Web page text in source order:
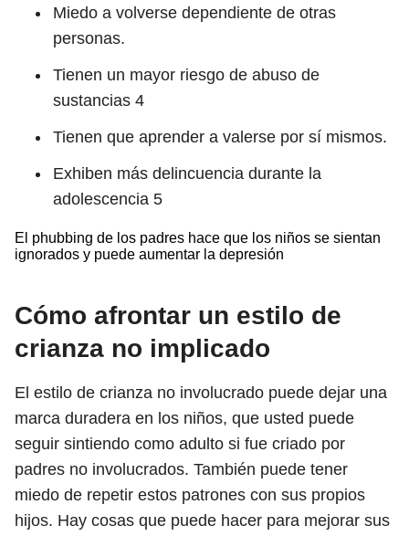
Miedo a volverse dependiente de otras
personas.
Tienen un mayor riesgo de abuso de
sustancias 4
Tienen que aprender a valerse por sí mismos.
Exhiben más delincuencia durante la
adolescencia 5
El phubbing de los padres hace que los niños se sientan
ignorados y puede aumentar la depresión
Cómo afrontar un estilo de
crianza no implicado
El estilo de crianza no involucrado puede dejar una
marca duradera en los niños, que usted puede
seguir sintiendo como adulto si fue criado por
padres no involucrados. También puede tener
miedo de repetir estos patrones con sus propios
hijos. Hay cosas que puede hacer para mejorar sus